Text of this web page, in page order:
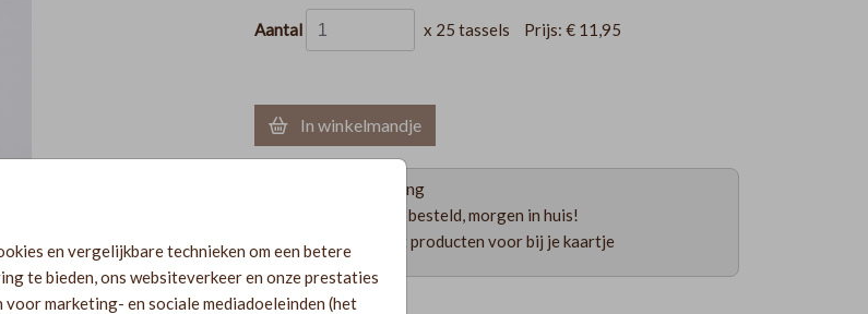
en vergelijkbare technieken om een betere
te bieden, ons websiteverkeer en onze prestaties
voor marketing- en sociale mediadoeleinden (het
Aantal x 25 tassels Prijs: € 11,95
In winkelmandje
Gratis verzending
Voor 18:00 uur besteld, morgen in huis!
Ruime keuze uit producten voor bij je kaartje